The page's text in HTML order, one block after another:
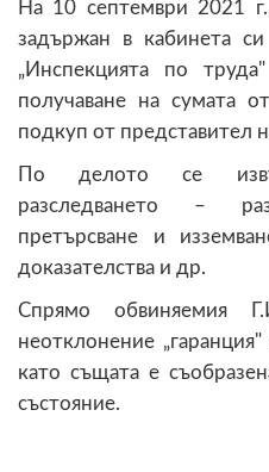
На 10 септември 2021
задържан в кабинета
„Инспекцията по
получаване на сумата
подкуп от представител
По делото се
разследването –
претърсване и
доказателства и др.
Спрямо обвиняемия
неотклонение
като същата е
състояние.